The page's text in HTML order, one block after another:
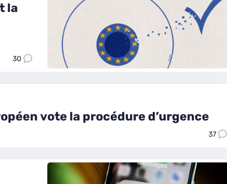
la
30
vote la procédure d’urgence
37